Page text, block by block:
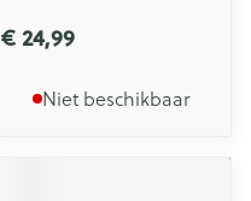
€ 24,99
Niet beschikbaar